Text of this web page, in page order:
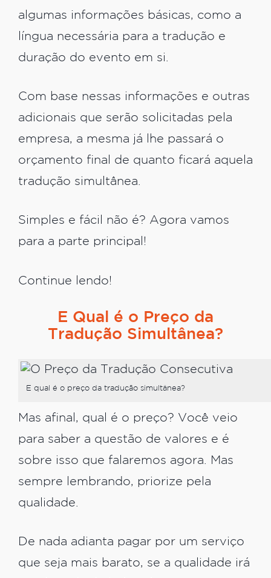
algumas informações básicas, como a
língua necessária para a tradução e
duração do evento em si.
Com base nessas informações e outras
adicionais que serão solicitadas pela
empresa, a mesma já lhe passará o
orçamento final de quanto ficará aquela
tradução simultânea.
Simples e fácil não é? Agora vamos
para a parte principal!
Continue lendo!
E Qual é o Preço da
Tradução Simultânea?
E qual é o preço da tradução simultânea?
Mas afinal, qual é o preço? Você veio
para saber a questão de valores e é
sobre isso que falaremos agora. Mas
sempre lembrando, priorize pela
qualidade.
De nada adianta pagar por um serviço
que seja mais barato, se a qualidade irá